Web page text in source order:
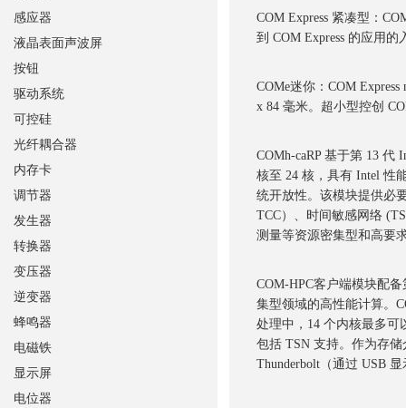
COM Express 紧凑型：
到 COM Express 的应用的
COMe迷你：COM
x 84 毫米。超小型控创
COMh-caRP 基于第 13 代
核至 24 核，具有 Intel 性
统开放性。该模块提供必
TCC）、时间敏感网络
测量等资源密集型和高要
COM-HPC客户端模块配
集型领域的高性能计算。
处理中，14 个内核最多可
包括 TSN 支持。作为存
Thunderbolt（通过 USB
感应器
液晶表面声波屏
按钮
驱动系统
可控硅
光纤耦合器
内存卡
调节器
发生器
转换器
变压器
逆变器
蜂鸣器
电磁铁
显示屏
电位器